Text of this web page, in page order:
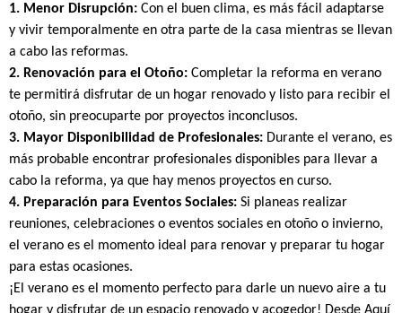
1. Menor Disrupción: Con el buen clima, es más fácil adaptarse
y vivir temporalmente en otra parte de la casa mientras se llevan
a cabo las reformas.
2. Renovación para el Otoño: Completar la reforma en verano
te permitirá disfrutar de un hogar renovado y listo para recibir el
otoño, sin preocuparte por proyectos inconclusos.
3. Mayor Disponibilidad de Profesionales: Durante el verano, es
más probable encontrar profesionales disponibles para llevar a
cabo la reforma, ya que hay menos proyectos en curso.
4. Preparación para Eventos Sociales: Si planeas realizar
reuniones, celebraciones o eventos sociales en otoño o invierno,
el verano es el momento ideal para renovar y preparar tu hogar
para estas ocasiones.
¡El verano es el momento perfecto para darle un nuevo aire a tu